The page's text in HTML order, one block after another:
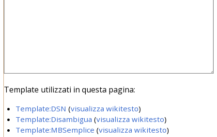
Template utilizzati in questa pagina:
Template:DSN (visualizza wikitesto)
Template:Disambigua (visualizza wikitesto)
Template:MBSemplice (visualizza wikitesto)